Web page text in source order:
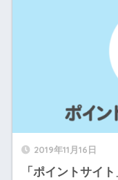
2019年11月16日
「ポイントサイ